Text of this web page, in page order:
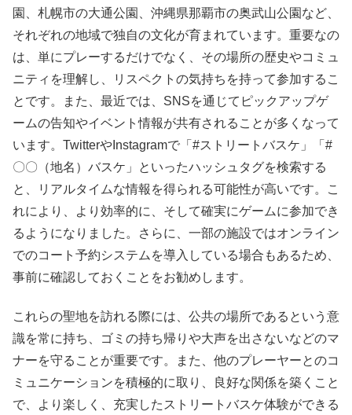
園、札幌市の大通公園、沖縄県那覇市の奥武山公園など、
それぞれの地域で独自の文化が育まれています。重要なの
は、単にプレーするだけでなく、その場所の歴史やコミュ
ニティを理解し、リスペクトの気持ちを持って参加するこ
とです。また、最近では、SNSを通じてピックアップゲ
ームの告知やイベント情報が共有されることが多くなって
います。TwitterやInstagramで「#ストリートバスケ」「#
〇〇（地名）バスケ」といったハッシュタグを検索する
と、リアルタイムな情報を得られる可能性が高いです。こ
れにより、より効率的に、そして確実にゲームに参加でき
るようになりました。さらに、一部の施設ではオンライン
でのコート予約システムを導入している場合もあるため、
事前に確認しておくことをお勧めします。
これらの聖地を訪れる際には、公共の場所であるという意
識を常に持ち、ゴミの持ち帰りや大声を出さないなどのマ
ナーを守ることが重要です。また、他のプレーヤーとのコ
ミュニケーションを積極的に取り、良好な関係を築くこと
で、より楽しく、充実したストリートバスケ体験ができる